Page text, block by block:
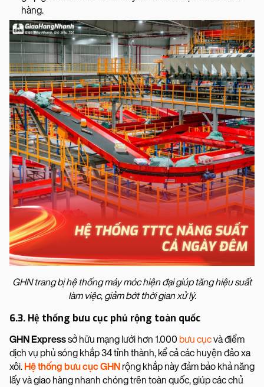
hàng.
GHN trang bị hệ thống máy móc hiện đại giúp tăng hiệu suất
làm việc, giảm bớt thời gian xử lý.
6.3. Hệ thống bưu cục phủ rộng toàn quốc
GHN Expresssở hữu mạng lưới hơn 1.000 bưu cụcvà điểm
dịch vụ phủ sóng khắp 34 tỉnh thành, kể cả các huyện đảo xa
xôi. Hệ thống bưu cục GHN rộng khắp này đảm bảo khả năng
lấy và giao hàng nhanh chóng trên toàn quốc, giúp các chủ